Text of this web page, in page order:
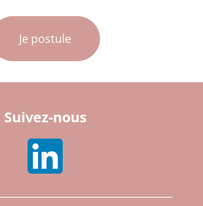
Je postule
Suivez-nous